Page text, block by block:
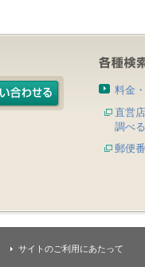
料金
直営
調べる
郵便
サイトのご利用にあたって